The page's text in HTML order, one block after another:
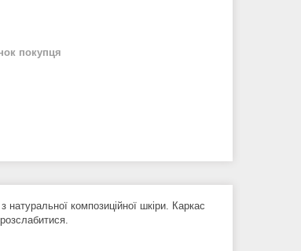
покупця
натуральної композиційної шкіри. Каркас